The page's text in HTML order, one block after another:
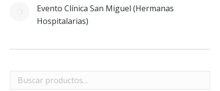
Evento Clínica San Miguel (Hermanas
Hospitalarias)